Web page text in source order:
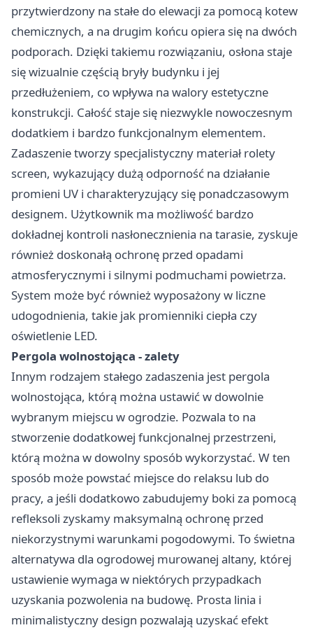
przytwierdzony na stałe do elewacji za pomocą kotew
chemicznych, a na drugim końcu opiera się na dwóch
podporach. Dzięki takiemu rozwiązaniu, osłona staje
się wizualnie częścią bryły budynku i jej
przedłużeniem, co wpływa na walory estetyczne
konstrukcji. Całość staje się niezwykle nowoczesnym
dodatkiem i bardzo funkcjonalnym elementem.
Zadaszenie tworzy specjalistyczny materiał rolety
screen, wykazujący dużą odporność na działanie
promieni UV i charakteryzujący się ponadczasowym
designem. Użytkownik ma możliwość bardzo
dokładnej kontroli nasłonecznienia na tarasie, zyskuje
również doskonałą ochronę przed opadami
atmosferycznymi i silnymi podmuchami powietrza.
System może być również wyposażony w liczne
udogodnienia, takie jak promienniki ciepła czy
oświetlenie LED.
Pergola wolnostojąca - zalety
Innym rodzajem stałego zadaszenia jest pergola
wolnostojąca, którą można ustawić w dowolnie
wybranym miejscu w ogrodzie. Pozwala to na
stworzenie dodatkowej funkcjonalnej przestrzeni,
którą można w dowolny sposób wykorzystać. W ten
sposób może powstać miejsce do relaksu lub do
pracy, a jeśli dodatkowo zabudujemy boki za pomocą
refleksoli zyskamy maksymalną ochronę przed
niekorzystnymi warunkami pogodowymi. To świetna
alternatywa dla ogrodowej murowanej altany, której
ustawienie wymaga w niektórych przypadkach
uzyskania pozwolenia na budowę. Prosta linia i
minimalistyczny design pozwalają uzyskać efekt